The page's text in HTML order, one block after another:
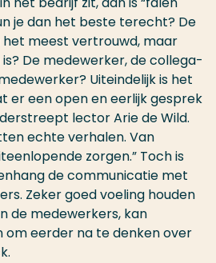
je dan het beste terecht? De
meest vertrouwd, maar
De medewerker, de collega-
Uiteindelijk is het
er een open en eerlijk gesprek
lector Arie de Wild.
echte verhalen. Van
zorgen.” Toch is
de communicatie met
Zeker goed voeling houden
de medewerkers, kan
eerder na te denken over